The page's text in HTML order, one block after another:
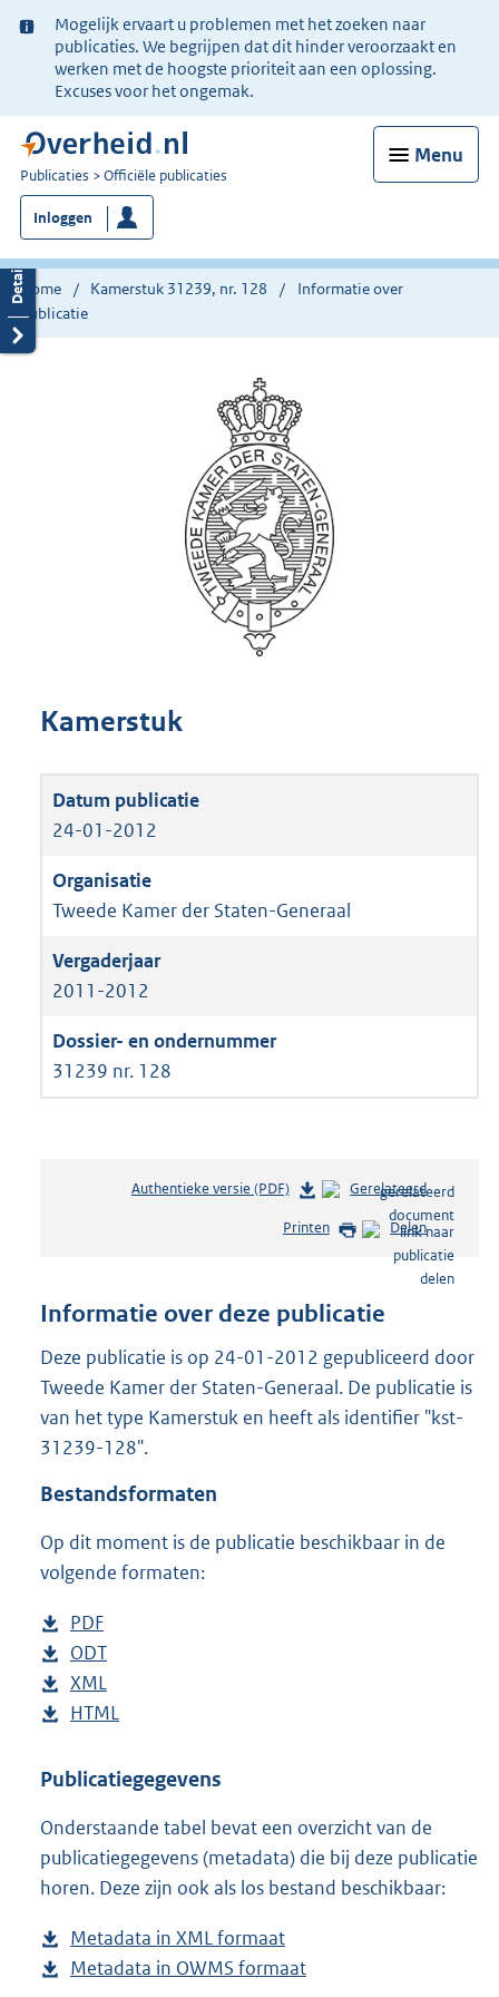
Ter
informatie:
Mogelijk ervaart u problemen met het zoeken naar
publicaties. We begrijpen dat dit hinder veroorzaakt en
werken met de hoogste prioriteit aan een oplossing.
Excuses voor het ongemak.
Menu
U
bent
nu
hier:
Publicaties Officiële publicaties
Inloggen
Home Kamerstuk 31239, nr. 128
Informatie over
publicatie
Kamerstuk
24-01-2012
Tweede Kamer der Staten-Generaal
2011-2012
31239 nr. 128
Authentieke versie (PDF)b
s
n
s
r
o
:
Gerelateerd
Printen Delen
Informatie over deze publicatie
Deze publicatie is op 24-01-2012 gepubliceerd door
Tweede Kamer der Staten-Generaal. De publicatie is
van het type Kamerstuk en heeft als identifier "kst-
31239-128".
Bestandsformaten
Op dit moment is de publicatie beschikbaar in de
volgende formaten:
D
o
w
n
o
d
p
u
l
i
PDF
e
s
t
n
s
g
r
o
t
D
o
w
l
a
d
p
b
l
ODT
s
a
d
s
g
o
o
D
o
n
o
a
d
u
b
XML
e
t
n
d
s
r
o
D
w
l
o
a
p
u
HTML
s
a
n
d
g
r
Publicatiegegevens
Onderstaande tabel bevat een overzicht van de
publicatiegegevens (metadata) die bij deze publicatie
horen. Deze zijn ook als los bestand beschikbaar:
Metadata in XML formaat
e
Metadata in OWMS formaat